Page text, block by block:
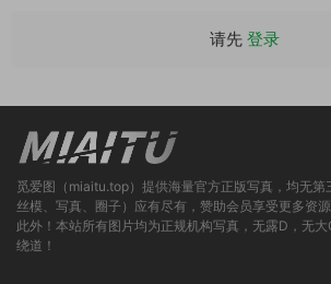
请先 登录
觅爱图（miaitu.top）提供海量官方正版写真，均无第
丝模、写真、圈子）应有尽有，赞助会员享受更多资源
此外！本站所有图片均为正规机构写真，无露D，无
绕道！